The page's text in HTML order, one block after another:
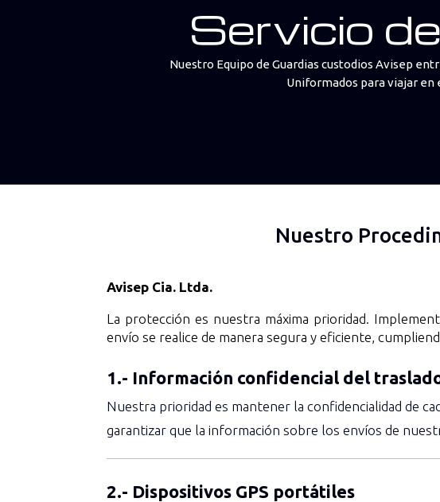
Servicio
Nuestro Equipo de Guardias custodios Avisep
Uniformados para viajar en
Nuestro
Avisep Cia. Ltda.
La protección es nuestra máxima prioridad.
envío se realice de manera segura y eficiente,
1.- Información confidencial del
Nuestra prioridad es mantener la confidencialidad de
garantizar que la información sobre los envíos de
2.- Dispositivos GPS portátiles